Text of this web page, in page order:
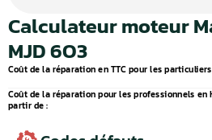
Calculateur moteur
MJD 6O3
Coût de la réparation en TTC pour les
Coût de la réparation pour les professionnels en
partir de :